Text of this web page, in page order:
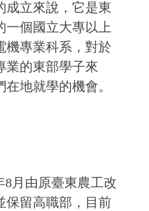
成立來說，它是東
一個國立大專以上
機專業科系，對於
業的東部學子來
地就學的機會。
由原臺東農工改
保留高職部，目前